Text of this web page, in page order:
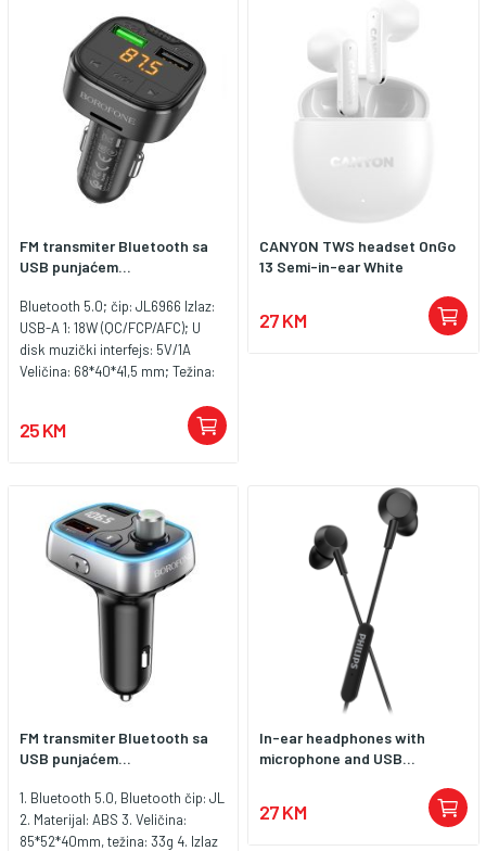
karticu, Pendrive (Micro SD
kartica/USB disk
FM transmiter Bluetooth sa
USB punjaćem...
Bluetooth 5.0; čip: JL6966 Izlaz:
USB-A 1: 18W (QC/FCP/AFC); U
disk muzički interfejs: 5V/1A
Veličina: 68*40*41,5 mm; Težina:
disk/TF kartica
25 KM
CANYON TWS headset OnGo
13 Semi-in-ear White
27 KM
FM transmiter Bluetooth sa
USB punjaćem...
1. Bluetooth 5.0, Bluetooth čip: JL
2. Materijal: ABS 3. Veličina:
85*52*40mm, težina: 33g 4. Izlaz
In-ear headphones with
microphone and USB...
27 KM